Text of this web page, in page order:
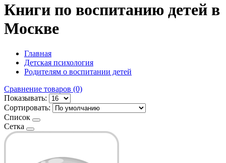
Книги по воспитанию детей в
Москве
Главная
Детская психология
Родителям о воспитании детей
Сравнение товаров (0)
Показывать:
Сортировать:
Список
Сетка